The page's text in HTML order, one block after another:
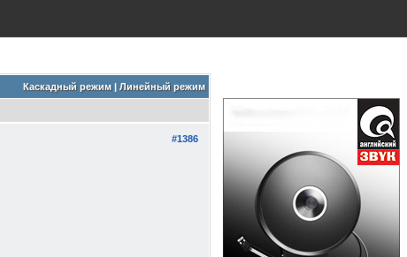
Каскадный режим| Линейный режим
#1386